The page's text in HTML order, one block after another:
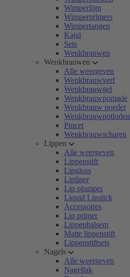
Wimperlijm
Wimperprimers
Wimpertangen
Kajal
Sets
Wenkbrauwen
Wenkbrauwen
Alle weergeven
Wenkbrauwverf
Wenkbrauwgel
Wenkbrauwpomade
Wenkbrauw poeder
Wenkbrauwpotloden
Pincet
Wenkbrauwscharen
Lippen
Alle weergeven
Lippenstift
Lipgloss
Lipliner
Lip plumper
Liquid Lipstick
Accessoires
Lip primer
Lippenbalsem
Matte lippenstift
Lippenstiftsets
Nagels
Alle weergeven
Nagellak